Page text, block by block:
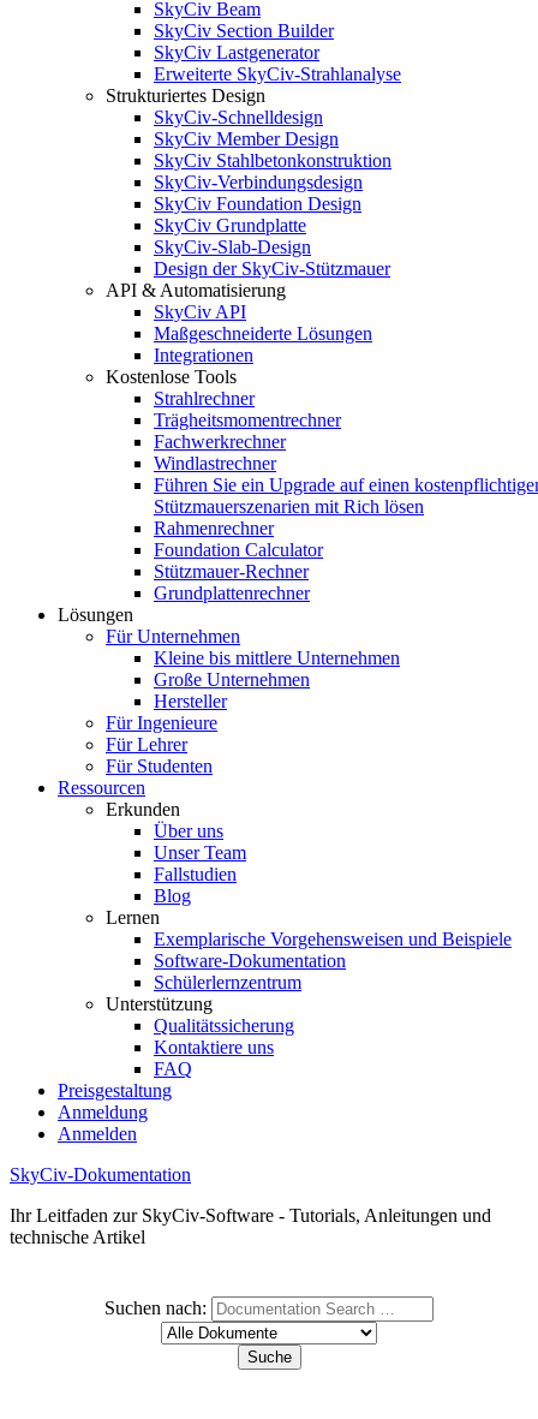
SkyCiv Beam
SkyCiv Section Builder
SkyCiv Lastgenerator
Erweiterte SkyCiv-Strahlanalyse
Strukturiertes Design
SkyCiv-Schnelldesign
SkyCiv Member Design
SkyCiv Stahlbetonkonstruktion
SkyCiv-Verbindungsdesign
SkyCiv Foundation Design
SkyCiv Grundplatte
SkyCiv-Slab-Design
Design der SkyCiv-Stützmauer
API & Automatisierung
SkyCiv API
Maßgeschneiderte Lösungen
Integrationen
Kostenlose Tools
Strahlrechner
Trägheitsmomentrechner
Fachwerkrechner
Windlastrechner
Führen Sie ein Upgrade auf einen
Stützmauerszenarien mit Rich lösen
Rahmenrechner
Foundation Calculator
Stützmauer-Rechner
Grundplattenrechner
Lösungen
Für Unternehmen
Kleine bis mittlere Unternehmen
Große Unternehmen
Hersteller
Für Ingenieure
Für Lehrer
Für Studenten
Ressourcen
Erkunden
Über uns
Unser Team
Fallstudien
Blog
Lernen
Exemplarische Vorgehensweisen und Beispiele
Software-Dokumentation
Schülerlernzentrum
Unterstützung
Qualitätssicherung
Kontaktiere uns
FAQ
Preisgestaltung
Anmeldung
Anmelden
SkyCiv-Dokumentation
Ihr Leitfaden zur SkyCiv-Software - Tutorials, Anleitungen und
technische Artikel
Suchen nach: